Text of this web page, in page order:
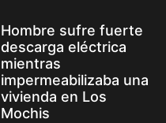
Hombre sufre fuerte
descarga eléctrica
mientras
impermeabilizaba una
vivienda en Los
Mochis